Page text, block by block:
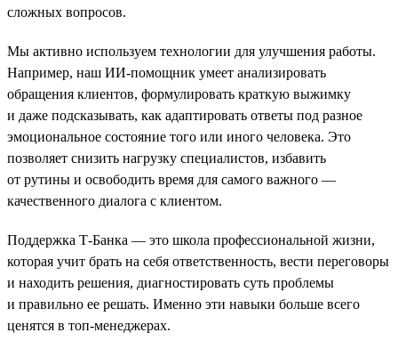
сложных вопросов.
Мы активно используем технологии для улучшения работы.
Например, наш ИИ-помощник умеет анализировать
обращения клиентов, формулировать краткую выжимку
и даже подсказывать, как адаптировать ответы под разное
эмоциональное состояние того или иного человека. Это
позволяет снизить нагрузку специалистов, избавить
от рутины и освободить время для самого важного —
качественного диалога с клиентом.
Поддержка Т-Банка — это школа профессиональной жизни,
которая учит брать на себя ответственность, вести переговоры
и находить решения, диагностировать суть проблемы
и правильно ее решать. Именно эти навыки больше всего
ценятся в топ-менеджерах.